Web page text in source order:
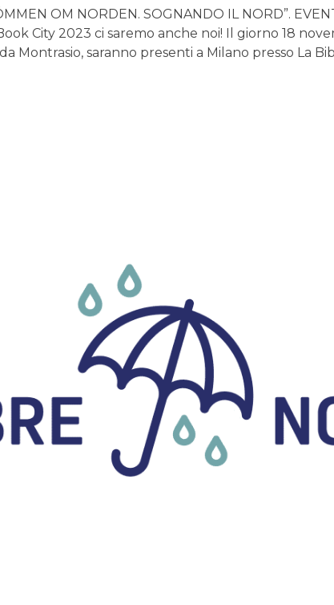
OM NORDEN. SOGNANDO IL NORD”.
City 2023 ci saremo anche noi! Il giorno 18
Montrasio, saranno presenti a Milano presso La